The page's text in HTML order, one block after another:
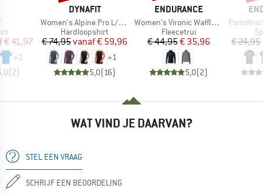
prijs
€ 41,97
+1
(2)
MERK
DYNAFIT
Artikel
Women's Alpine Pro L/S Tee
Productgroep
Hardloopshirt
Prijs
€ 74,95 Verlaagde prijs
vanaf€ 59,96
+1
5,0(16)
MERK
ENDURANCE
Artikel
Women's Vironic Waffle Melange Loose Fit Midlayer
Productgroep
Fleecetrui
Prijs
€ 44,95Verlaagde prijs
€ 35,96
5,0(2)
Artikel
Portofino S/
€ 24,95
WAT VIND JE DAARVAN?
STEL EEN VRAAG
SCHRIJF EEN BEOORDELING